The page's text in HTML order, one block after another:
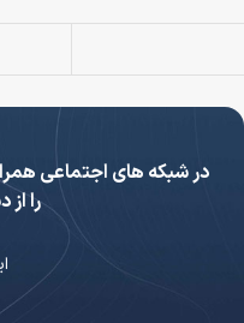
در شبکه های اجتماعی
را